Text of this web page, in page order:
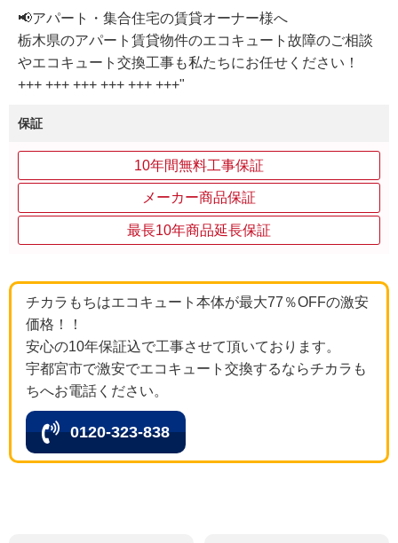
📢アパート・集合住宅の賃貸オーナー様へ
栃木県のアパート賃貸物件のエコキュート故障のご相談
やエコキュート交換工事も私たちにお任せください！
+++ +++ +++ +++ +++ +++"
保証
10年間無料工事保証
メーカー商品保証
最長10年商品延長保証
チカラもちはエコキュート本体が最大77％OFFの激安
価格！！
安心の10年保証込で工事させて頂いております。
宇都宮市で激安でエコキュート交換するならチカラも
ちへお電話ください。
0120-323-838